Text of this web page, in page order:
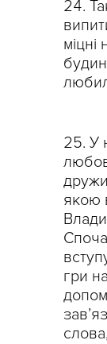
міцні
У
якою
гри